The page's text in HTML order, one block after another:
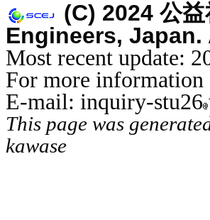
(C) 2024 公
Engineers,
Most recent update:
For more information
E-mail: inquiry-stu26
This page was
kawase